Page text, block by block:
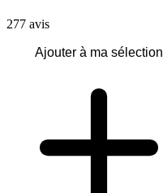
277 avis
Ajouter à ma sélection